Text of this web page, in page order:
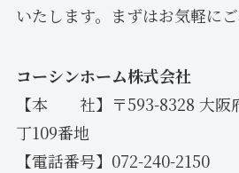
いたします。まずはお気軽にご
コーシンホーム株式会社
【本 社】〒593-8328 大阪
丁109番地
【電話番号】072-240-2150